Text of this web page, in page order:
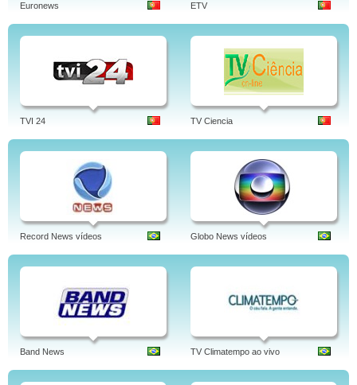
Euronews ETV
TVI 24 TV Ciencia
Record News vídeos Globo News vídeos
Band News TV Climatempo ao vivo